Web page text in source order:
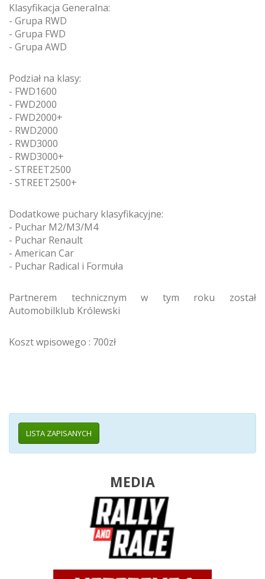
Klasyfikacja Generalna:
- Grupa RWD
- Grupa FWD
- Grupa AWD
Podział na klasy:
- FWD1600
- FWD2000
- FWD2000+
- RWD2000
- RWD3000
- RWD3000+
- STREET2500
- STREET2500+
Dodatkowe puchary klasyfikacyjne:
- Puchar M2/M3/M4
- Puchar Renault
- American Car
- Puchar Radical i Formuła
Partnerem technicznym w tym roku został
Automobilklub Królewski
Koszt wpisowego : 700zł
LISTA ZAPISANYCH
MEDIA